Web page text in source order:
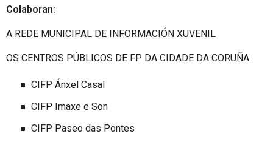
Colaboran:
A REDE MUNICIPAL DE INFORMACIÓN XUVENIL
OS CENTROS PÚBLICOS DE FP DA CIDADE DA CORUÑA:
CIFPÁnxel Casal
CIFP Imaxe e Son
CIFP Paseo das Pontes